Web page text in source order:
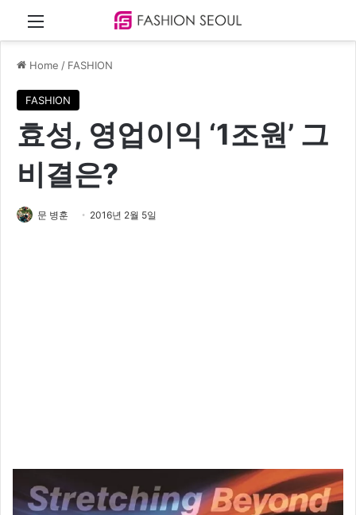
Home / FASHION
FASHION
효성, 영업이익 ‘1조원’ 그
비결은?
문 병훈 2016년 2월 5일